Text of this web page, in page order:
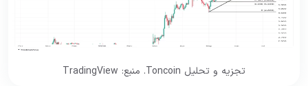
تجزیه و تحلیل Toncoin. منبع: TradingView